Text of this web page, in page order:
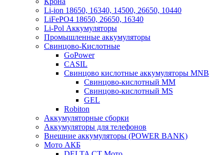
Li-ion 18650, 16340, 14500, 26650, 10440
LiFePO4 18650, 26650, 16340
Li-Pol Аккумуляторы
Промышленные аккумуляторы
Свинцово-Кислотные
GoPower
CASIL
Свинцово кислотные аккумуляторы MNB
Cвинцово-кислотный MM
Cвинцово-кислотный MS
GEL
Robiton
Аккумуляторные сборки
Аккумуляторы для телефонов
Внешние аккумуляторы (POWER BANK)
Мото АКБ